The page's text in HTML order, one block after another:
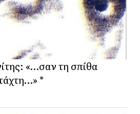
«…σαν τη σπίθα
*